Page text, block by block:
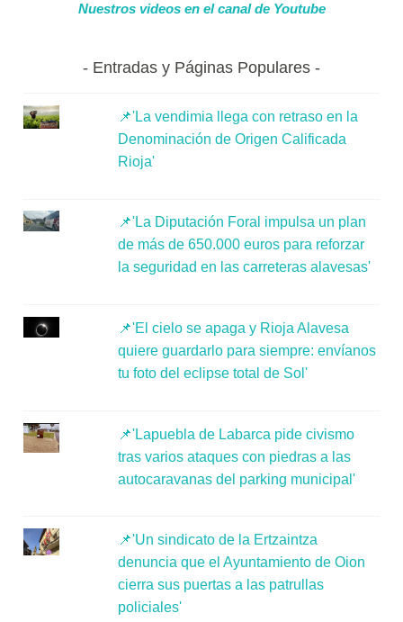
Nuestros videos en el canal de Youtube
Entradas y Páginas Populares
📌'La vendimia llega con retraso en la
Denominación de Origen Calificada
Rioja'
📌'La Diputación Foral impulsa un plan
de más de 650.000 euros para reforzar
la seguridad en las carreteras alavesas'
📌'El cielo se apaga y Rioja Alavesa
quiere guardarlo para siempre: envíanos
tu foto del eclipse total de Sol'
📌'Lapuebla de Labarca pide civismo
tras varios ataques con piedras a las
autocaravanas del parking municipal'
📌'Un sindicato de la Ertzaintza
denuncia que el Ayuntamiento de Oion
cierra sus puertas a las patrullas
policiales'